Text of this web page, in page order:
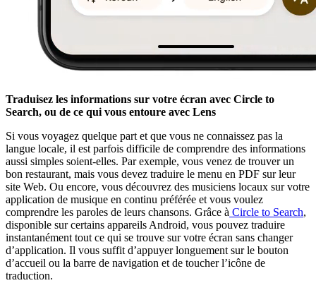
Traduisez les informations sur votre écran avec Circle to
Search, ou de ce qui vous entoure avec Lens
Si vous voyagez quelque part et que vous ne connaissez pas la
langue locale, il est parfois difficile de comprendre des informations
aussi simples soient-elles. Par exemple, vous venez de trouver un
bon restaurant, mais vous devez traduire le menu en PDF sur leur
site Web. Ou encore, vous découvrez des musiciens locaux sur votre
application de musique en continu préférée et vous voulez
comprendre les paroles de leurs chansons. Grâce à Circle to Search,
disponible sur certains appareils Android, vous pouvez traduire
instantanément tout ce qui se trouve sur votre écran sans changer
d’application. Il vous suffit d’appuyer longuement sur le bouton
d’accueil ou la barre de navigation et de toucher l’icône de
traduction.